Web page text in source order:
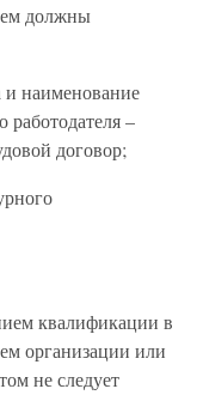
должны
и наименование
работодателя –
договор;
квалификации в
организации или
не следует